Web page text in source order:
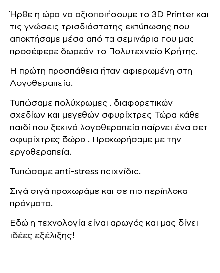
Ήρθε η ώρα να αξιοποιήσουμε το 3D Printer και
τις γνώσεις τρισδιάστατης εκτύπωσης που
αποκτήσαμε μέσα από τα σεμινάρια που μας
προσέφερε δωρεάν το Πολυτεχνείο Κρήτης.
Η πρώτη προσπάθεια ήταν αφιερωμένη στη
Λογοθεραπεία.
Τυπώσαμε πολύχρωμες , διαφορετικών
σχεδίων και μεγεθών σφυρίχτρες Τώρα κάθε
παιδί που ξεκινά λογοθεραπεία παίρνει ένα σετ
σφυρίχτρες δώρο . Προχωρήσαμε με την
εργοθεραπεία.
Τυπώσαμε anti-stress παιχνίδια.
Σιγά σιγά προχωράμε και σε πιο περίπλοκα
πράγματα.
Εδώ η τεχνολογία είναι αρωγός και μας δίνει
ιδέες εξέλιξης!